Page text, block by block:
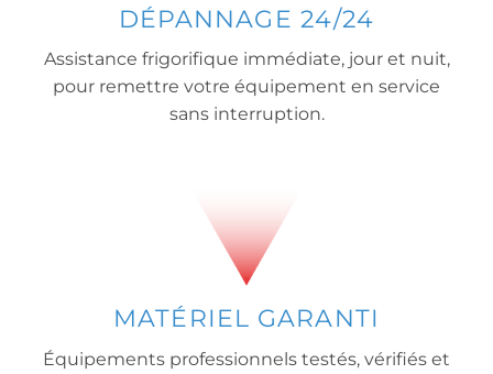
DÉPANNAGE 24/24
Assistance frigorifique immédiate, jour et nuit,
pour remettre votre équipement en service
sans interruption.
MATÉRIEL GARANTI
Équipements professionnels testés, vérifiés et